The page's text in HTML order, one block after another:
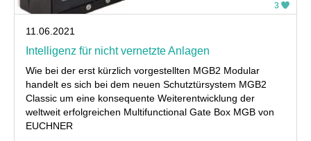
3
11.06.2021
Intelligenz für nicht vernetzte Anlagen
Wie bei der erst kürzlich vorgestellten MGB2 Modular
handelt es sich bei dem neuen Schutztürsystem MGB2
Classic um eine konsequente Weiterentwicklung der
weltweit erfolgreichen Multifunctional Gate Box MGB von
EUCHNER